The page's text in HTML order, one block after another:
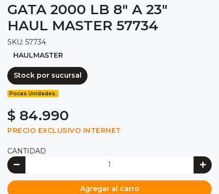
GATA 2000 LB 8" A 23"
HAUL MASTER 57734
SKU: 57734
HAULMASTER
Stock por sucursal
Pocas Unidades.
$ 84.990
PRECIO EXCLUSIVO INTERNET
CANTIDAD
Agregar al carro